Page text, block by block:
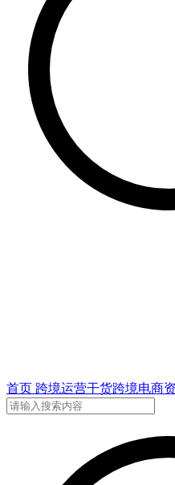
首页 跨境运营干货跨境电商